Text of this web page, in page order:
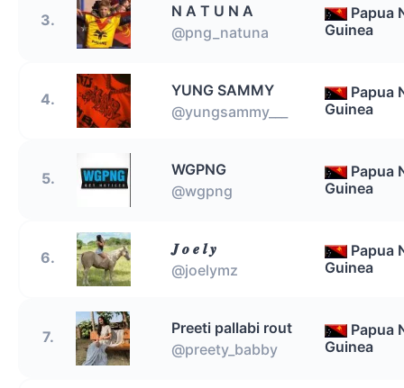
3.
N A T U N A
@png_natuna
Papua
Guinea
4.
YUNG SAMMY
@yungsammy___
Papua
Guinea
5.
WGPNG
@wgpng
Papua
Guinea
6.
𝑱 𝒐 𝒆 𝒍 𝒚
@joelymz
Papua
Guinea
7.
Preeti pallabi rout
@preety_babby
Papua
Guinea